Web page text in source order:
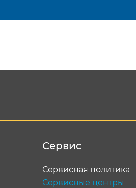
Сервис
Сервисная политика
Сервисные центры